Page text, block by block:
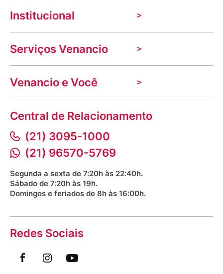
Institucional
A Venancio
Trabalhe Conosco
Nossas lojas
Indique seu imóvel
Aniversário Venancio 2025
Serviços Venancio
Troca e devolução
Mecânica de promoções
Dúvidas frequentes
Prazos e entregas
Bioimpedância Gratuita
Venancio e Você
VClube - Programa de fidelidade
Fale com o farmacêutico
Fale conosco
Procon RJ
Saúde na praça
Central de Relacionamento
(21) 3095-1000
(21) 96570-5769
Segunda a sexta de 7:20h às 22:40h.
Sábado de 7:20h às 19h.
Domingos e feriados de 8h às 16:00h.
Redes Sociais